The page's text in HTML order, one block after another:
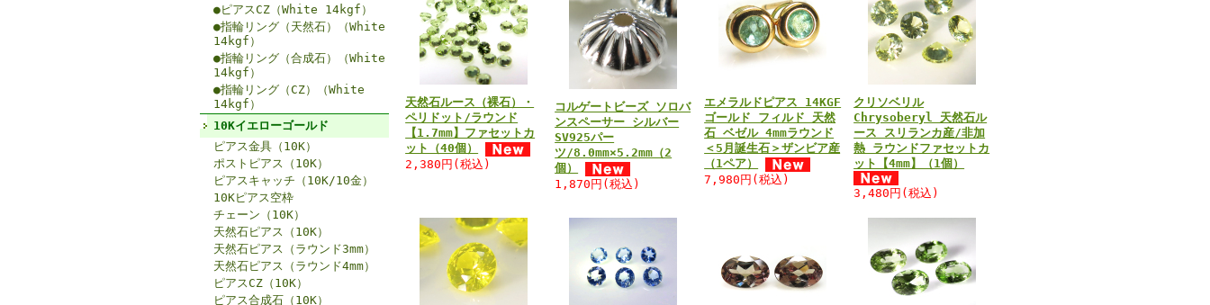
●ピアスCZ（White 14kgf）
●指輪リング（天然石）（White
14kgf）
●指輪リング（合成石）（White
14kgf）
●指輪リング（CZ）（White
14kgf）
10Kイエローゴールド
ピアス金具（10K）
ポストピアス（10K）
ピアスキャッチ（10K/10金）
10Kピアス空枠
チェーン（10K）
天然石ピアス（10K）
天然石ピアス（ラウンド3mm）
天然石ピアス（ラウンド4mm）
ピアスCZ（10K）
ピアス合成石（10K）
天然石ルース（裸石）・
ペリドット/ラウンド
【1.7mm】ファセットカ
ット（40個）
2,380円(税込)
コルゲートビーズ ソロバ
ンスペーサー シルバー
SV925パー
ツ/8.0mm×5.2mm（2
個）
1,870円(税込)
エメラルドピアス 14KGF
ゴールド フィルド 天然
石 ベゼル 4mmラウンド
＜5月誕生石＞ザンビア産
（1ペア）
7,980円(税込)
クリソベリル
Chrysoberyl 天然石ル
ース スリランカ産/非加
熱 ラウンドファセットカ
ット【4mm】（1個）
3,480円(税込)